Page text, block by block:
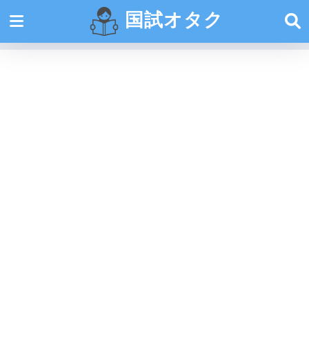
国試オタク